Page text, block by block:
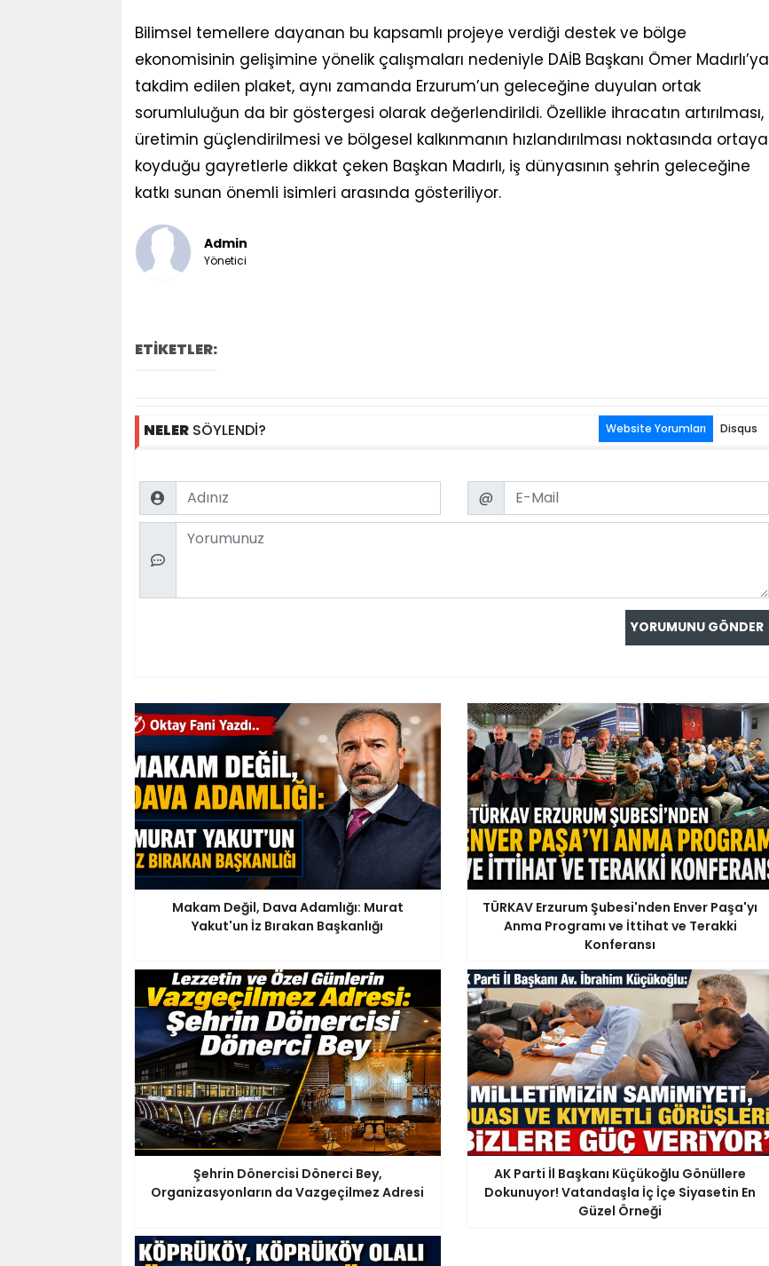
Bilimsel temellere dayanan bu kapsamlı projeye verdiği destek ve bölge
ekonomisinin gelişimine yönelik çalışmaları nedeniyle DAİB Başkanı Ömer Madırlı’ya
takdim edilen plaket, aynı zamanda Erzurum’un geleceğine duyulan ortak
sorumluluğun da bir göstergesi olarak değerlendirildi. Özellikle ihracatın artırılması,
üretimin güçlendirilmesi ve bölgesel kalkınmanın hızlandırılması noktasında ortaya
koyduğu gayretlerle dikkat çeken Başkan Madırlı, iş dünyasının şehrin geleceğine
katkı sunan önemli isimleri arasında gösteriliyor.
Admin
Yönetici
ETİKETLER:
NELERSÖYLENDİ? Website Yorumları Disqus
Name Email
@
Comment
Makam Değil, Dava Adamlığı: Murat
Yakut'un İz Bırakan Başkanlığı
TÜRKAV Erzurum Şubesi'nden Enver Paşa'yı
Anma Programı ve İttihat ve Terakki
Konferansı
Şehrin Dönercisi Dönerci Bey,
Organizasyonların da Vazgeçilmez Adresi
AK Parti İl Başkanı Küçükoğlu Gönüllere
Dokunuyor! Vatandaşla İç İçe Siyasetin En
Güzel Örneği